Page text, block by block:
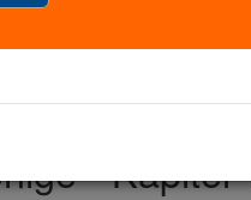
of readers donate. If
of a coffee, we could
DONATE TODAY >
- Kapitel